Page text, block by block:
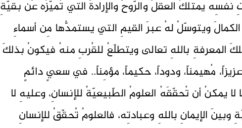
نفسِه يمتلكُ العقلَ والرّوحَ والإرادةَ التي تُميّزُه عَن بقيّةِ
ويتوسّلُ لهُ عبرَ القيمِ التي يستمدُّها مِن أسماءِ
المعرفةِ باللهِ تعالى ويتطلّعُ للقُربِ منهُ فيكونُ بذلكَ
عزيزاً، مُهيمناً، ودوداً، حكيماً، مؤمِناً.. في سعيٍ دائمٍ
لا يمكنُ أن تُحقّقَهُ العلومُ الطّبيعيّةُ للإنسانِ، وعليهِ لا
الإيمانِ باللهِ وعبادتِه، فالعلومُ تُحقّقُ للإنسانِ